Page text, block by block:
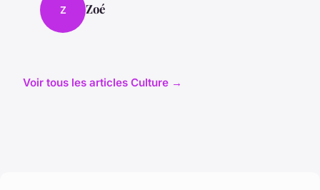
Z Zoé
Voir tous les articles Culture →